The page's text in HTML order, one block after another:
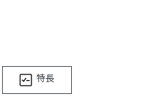
特長